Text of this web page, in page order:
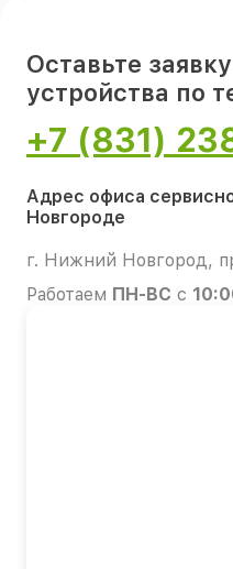
Оставьте
устройства по
+7 (831)
Адрес офиса
Новгороде
г. Нижний Новгород,
Работаем ПН-ВС с